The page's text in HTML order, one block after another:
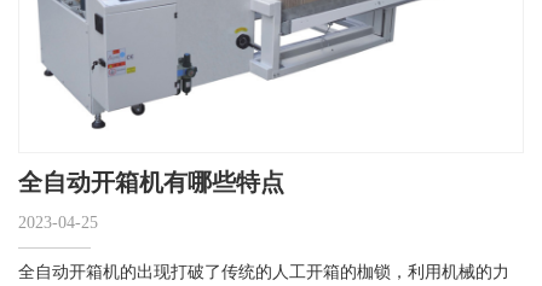
全自动开箱机有哪些特点
2023-04-25
全自动开箱机的出现打破了传统的人工开箱的枷锁，利用机械的力